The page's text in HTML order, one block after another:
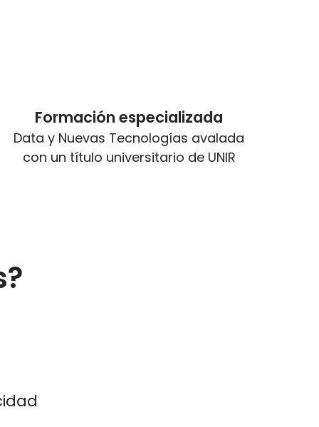
Formación especializada
Data y Nuevas Tecnologías avalada
con un título universitario de UNIR